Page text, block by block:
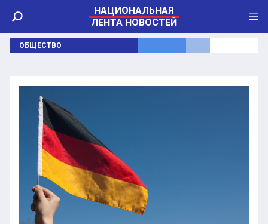
НАЦИОНАЛЬНАЯ
ЛЕНТА НОВОСТЕЙ
ОБЩЕСТВО